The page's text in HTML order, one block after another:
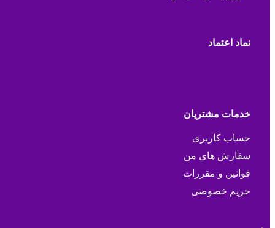
نماد اعتماد
خدمات مشتریان
حساب کاربری
سفارش های من
قوانین و مقررات
حریم خصوصی